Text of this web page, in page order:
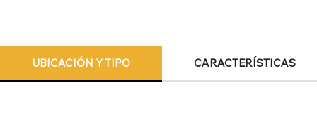
UBICACIÓN Y TIPO CARACTERÍSTICAS